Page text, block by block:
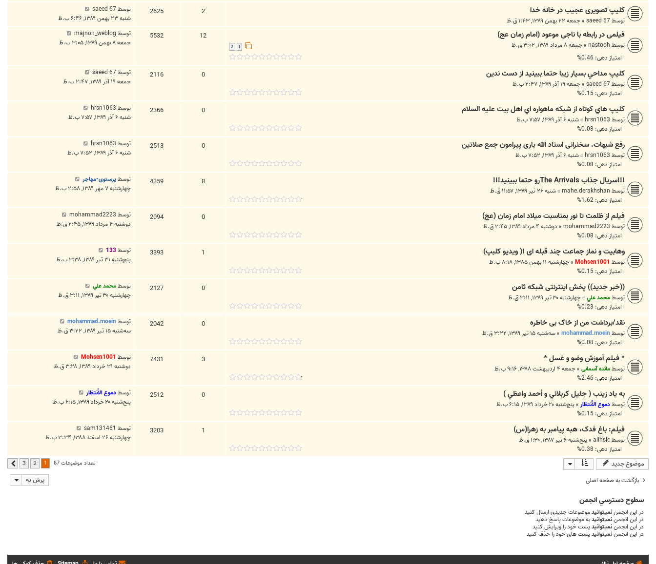
كلیپ تصویری عجیب در خانه خدا
توسطsaeed 67
»جمعه ۲۲ بهمن ۱۳۸۹, ۱:۴۳ ق.ظ
2
2625 توسطsaeed 67
شنبه ۲۳ بهمن ۱۳۸۹, ۶:۴۶ ب.ظ
فیلمی در رابطه با ناجی موعود (امام زمان عج)
توسط nastooh
»جمعه ۸ مرداد ۱۳۸۹, ۳:۰۲ ق.ظ 1
2
امتیاز دهی: 0.46%
12
5532 توسط majnon_weblog
جمعه ۸ بهمن ۱۳۸۹, ۳:۰۵ ب.ظ
كليپ مداحي بسيار زيبا حتما ببينيد از دست ندين
توسطsaeed 67
»جمعه ۱۹ آذر ۱۳۸۹, ۲:۴۷ ب.ظ
امتیاز دهی: 0.15%
0
2116 توسطsaeed 67
جمعه ۱۹ آذر ۱۳۸۹, ۲:۴۷ ب.ظ
كليپ هاي كوتاه از شبكه ماهواره اي اهل بيت عليه السلام
توسط hrsn1063
»شنبه ۶ آذر ۱۳۸۹, ۷:۵۷ ب.ظ
امتیاز دهی: 0.08%
0
2366 توسط hrsn1063
شنبه ۶ آذر ۱۳۸۹, ۷:۵۷ ب.ظ
رفع شبهات. سخنرانی استاد الله یاری پیرامون جمع صلاتین
توسط hrsn1063
»شنبه ۶ آذر ۱۳۸۹, ۷:۵۲ ب.ظ
امتیاز دهی: 0.08%
0
2513 توسط hrsn1063
شنبه ۶ آذر ۱۳۸۹, ۷:۵۲ ب.ظ
!!!سریال جذاب The Arrivalsرو حتما ببینید!!!
توسط mahe.derakhshan
»شنبه ۲۶ تیر ۱۳۸۹, ۱۱:۵۷ ق.ظ
امتیاز دهی: 1.62%
8
4359 توسطپرستوی-مهاجر
چهارشنبه ۷ مهر ۱۳۸۹, ۲:۵۸ ب.ظ
فیلم از ظلمت تا نور بمناسبت میلاد امام زمان (عج)
توسط mohammad2223
» دوشنبه ۴ مرداد ۱۳۸۹, ۲:۴۵ ق.ظ
امتیاز دهی: 0.08%
0
2094 توسط mohammad2223
دوشنبه ۴ مرداد ۱۳۸۹, ۲:۴۵ ق.ظ
وهابیت و نماز جماعت چند قبله ای !( ویدیو کلبپ)
توسط Mohsen1001
»چهارشنبه ۱۱ بهمن ۱۳۸۵, ۸:۱۸ ب.ظ
امتیاز دهی: 0.15%
1
3393 توسط133
پنج‌شنبه ۳۱ تیر ۱۳۸۹, ۳:۳۸ ب.ظ
((خبر جدید)) پخش اینترنتی شبکه ثامن
توسطمحمد علي »چهارشنبه ۳۰ تیر ۱۳۸۹, ۳:۱۱ ق.ظ
امتیاز دهی: 0.23%
0
2127 توسطمحمد علي
چهارشنبه ۳۰ تیر ۱۳۸۹, ۳:۱۱ ق.ظ
نقد/برداشت من از خاک بی‌ خاطره
توسط mohammad.moein
»سه‌شنبه ۱۵ تیر ۱۳۸۹, ۳:۲۲ ق.ظ
امتیاز دهی: 0.08%
0
2042 توسط mohammad.moein
سه‌شنبه ۱۵ تیر ۱۳۸۹, ۳:۲۲ ق.ظ
* فیلم آموزش وضو و غسل *
توسطمائده آسمانی »جمعه ۴ اردیبهشت ۱۳۸۸, ۹:۱۶ ب.ظ
امتیاز دهی: 2.46%
3
7431 توسط Mohsen1001
دوشنبه ۳۱ خرداد ۱۳۸۹, ۳:۲۸ ق.ظ
به ياد زينب ( جليل كربلائي و أحمد واعظي )
توسطدموع الأنتظار »پنج‌شنبه ۲۰ خرداد ۱۳۸۹, ۶:۱۵ ب.ظ
امتیاز دهی: 0.15%
0
2512 توسطدموع الأنتظار
پنج‌شنبه ۲۰ خرداد ۱۳۸۹, ۶:۱۵ ب.ظ
فیلم: باغ فدک، هبه پیامبر به زهرا(س)
توسطalihslc
»پنج‌شنبه ۶ تیر ۱۳۸۷, ۱:۳۰ ق.ظ
امتیاز دهی: 0.38%
1
3203 توسط sam131461
چهارشنبه ۲۶ اسفند ۱۳۸۸, ۳:۳۴ ب.ظ
موضوع جدید تعداد موضوعات 87 1
2
3 بعدی
بازگشت به صفحه اصلی پرش به
سطوح دسترسي انجمن
در این انجمننمیتوانیدموضوعات جدیدی ارسال کنید
در این انجمننمیتوانیدبه موضوعات پاسخ دهید
در این انجمننمیتوانیدپست خود را ویرایش کنید
در این انجمننمیتوانیدپست های خود را حذف کنید